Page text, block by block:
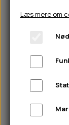
Læs mere om